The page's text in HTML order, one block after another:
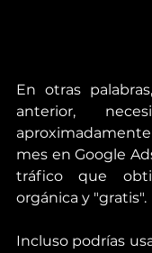
En otras
anterior,
mes en Google
tráfico que
orgánica y "gratis".
Incluso podrías